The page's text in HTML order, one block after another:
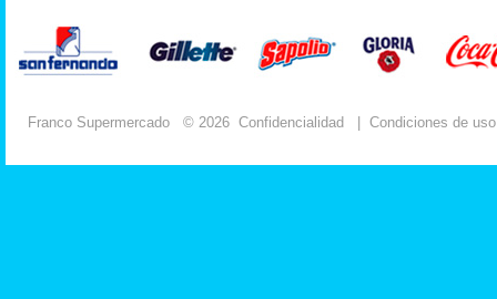
Franco Supermercado © 2026 Confidencialidad Condiciones de uso